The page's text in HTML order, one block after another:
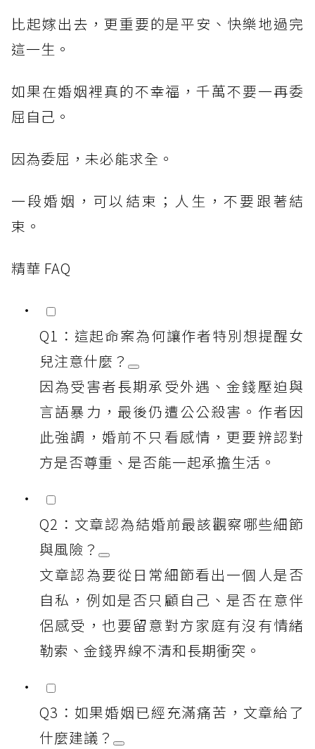
比起嫁出去，更重要的是平安、快樂地過完
這一生。
如果在婚姻裡真的不幸福，千萬不要一再委
屈自己。
因為委屈，未必能求全。
一段婚姻，可以結束；人生，不要跟著結
束。
精華 FAQ
Q1：這起命案為何讓作者特別想提醒女
兒注意什麼？
因為受害者長期承受外遇、金錢壓迫與
言語暴力，最後仍遭公公殺害。作者因
此強調，婚前不只看感情，更要辨認對
方是否尊重、是否能一起承擔生活。
Q2：文章認為結婚前最該觀察哪些細節
與風險？
文章認為要從日常細節看出一個人是否
自私，例如是否只顧自己、是否在意伴
侶感受，也要留意對方家庭有沒有情緒
勒索、金錢界線不清和長期衝突。
Q3：如果婚姻已經充滿痛苦，文章給了
什麼建議？